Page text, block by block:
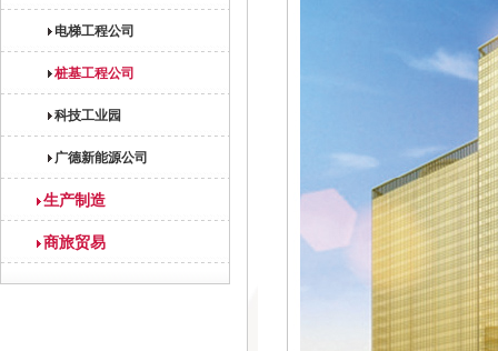
电梯工程公司
桩基工程公司
科技工业园
广德新能源公司
生产制造
商旅贸易